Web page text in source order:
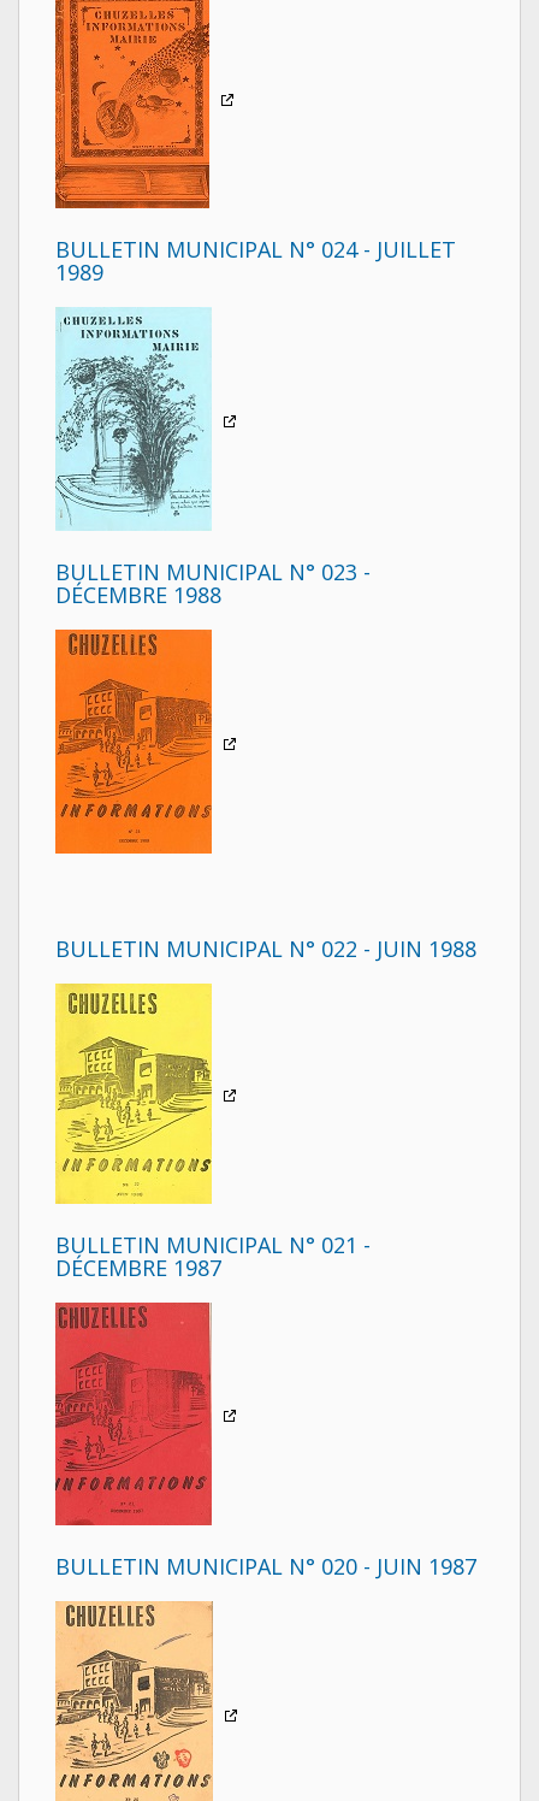
BULLETIN MUNICIPAL N° 024 - JUILLET
1989
BULLETIN MUNICIPAL N° 023 -
DÉCEMBRE 1988
BULLETIN MUNICIPAL N° 022 - JUIN 1988
BULLETIN MUNICIPAL N° 021 -
DÉCEMBRE 1987
BULLETIN MUNICIPAL N° 020 - JUIN 1987